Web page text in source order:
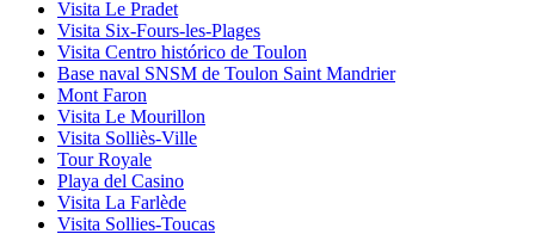
Visita Le Pradet
Visita Six-Fours-les-Plages
Visita Centro histórico de Toulon
Base naval SNSM de Toulon Saint Mandrier
Mont Faron
Visita Le Mourillon
Visita Solliès-Ville
Tour Royale
Playa del Casino
Visita La Farlède
Visita Sollies-Toucas